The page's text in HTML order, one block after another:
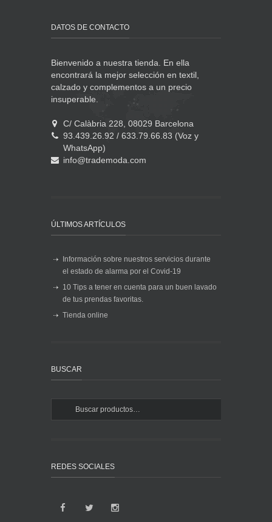
DATOS DE CONTACTO
Bienvenido a nuestra tienda. En ella
encontrará la mejor selección en textil,
calzado y complementos a un precio
insuperable.
C/ Calàbria 228, 08029 Barcelona
93.439.26.92 / 633.79.66.83 (Voz y
WhatsApp)
info@trademoda.com
ÚLTIMOS ARTÍCULOS
Información sobre nuestros servicios durante
el estado de alarma por el Covid-19
10 Tips a tener en cuenta para un buen lavado
de tus prendas favoritas.
Tienda online
BUSCAR
REDES SOCIALES